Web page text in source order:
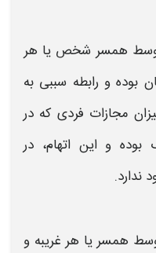
همسر شخص یا هر
بوده و رابطه سببی به
مجازات فردی که در
بوده و این اتهام، در
همسریا هر غریبه و